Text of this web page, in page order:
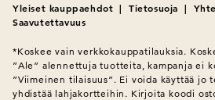
Yleiset kauppaehdot | Tietosuoja |
Saavutettavuus
*Koskee vain verkkokauppatilauksia.
”Ale” alennettuja tuotteita, kampanja ei
”Viimeinen tilaisuus”. Ei voida käyttää jo
yhdistää lahjakortteihin. Kirjoita koodi